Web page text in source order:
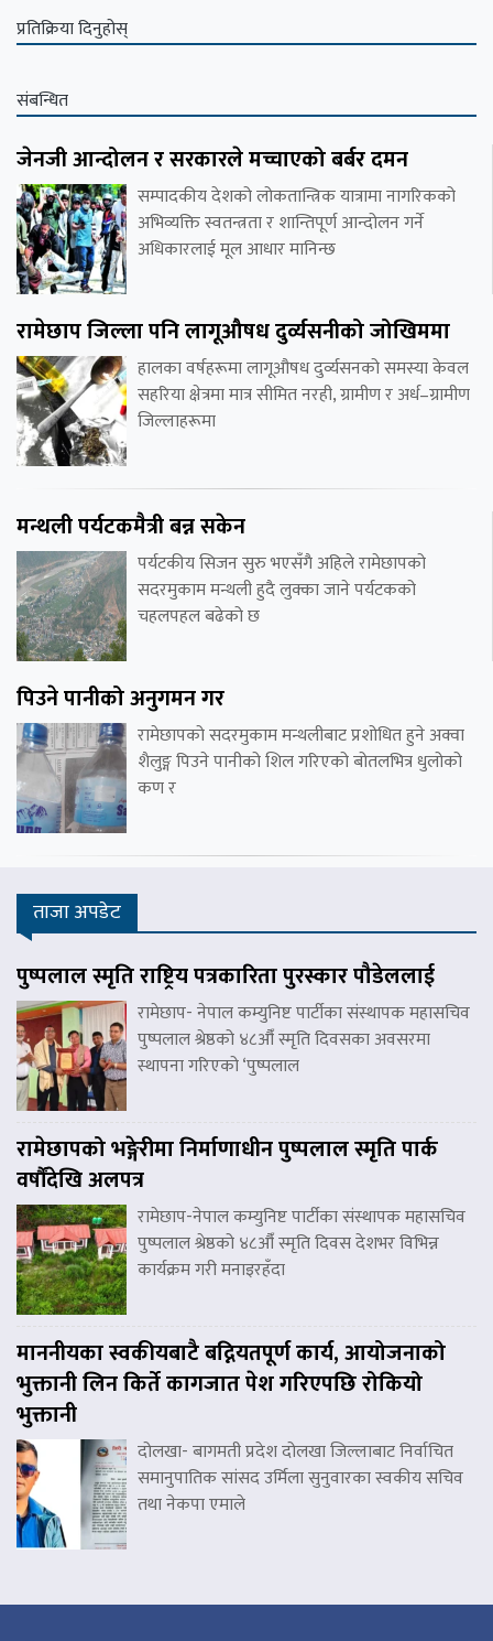
प्रतिक्रिया दिनुहोस्
संबन्धित
जेनजी आन्दोलन र सरकारले मच्चाएको बर्बर दमन
सम्पादकीय देशको लोकतान्त्रिक यात्रामा नागरिकको
अभिव्यक्ति स्वतन्त्रता र शान्तिपूर्ण आन्दोलन गर्ने
अधिकारलाई मूल आधार मानिन्छ
रामेछाप जिल्ला पनि लागूऔषध दुर्व्यसनीको जोखिममा
हालका वर्षहरूमा लागूऔषध दुर्व्यसनको समस्या केवल
सहरिया क्षेत्रमा मात्र सीमित नरही, ग्रामीण र अर्ध–ग्रामीण
जिल्लाहरूमा
मन्थली पर्यटकमैत्री बन्न सकेन
पर्यटकीय सिजन सुरु भएसँगै अहिले रामेछापको
सदरमुकाम मन्थली हुदै लुक्का जाने पर्यटकको
चहलपहल बढेको छ
पिउने पानीको अनुगमन गर
रामेछापको सदरमुकाम मन्थलीबाट प्रशोधित हुने अक्वा
शैलुङ्ग पिउने पानीको शिल गरिएको बोतलभित्र धुलोको
कण र
ताजा अपडेट
पुष्पलाल स्मृति राष्ट्रिय पत्रकारिता पुरस्कार पौडेललाई
रामेछाप- नेपाल कम्युनिष्ट पार्टीका संस्थापक महासचिव
पुष्पलाल श्रेष्ठको ४८औँ स्मृति दिवसका अवसरमा
स्थापना गरिएको ‘पुष्पलाल
रामेछापको भङ्गेरीमा निर्माणाधीन पुष्पलाल स्मृति पार्क
वर्षौंदेखि अलपत्र
रामेछाप-नेपाल कम्युनिष्ट पार्टीका संस्थापक महासचिव
पुष्पलाल श्रेष्ठको ४८औँ स्मृति दिवस देशभर विभिन्न
कार्यक्रम गरी मनाइरहँदा
माननीयका स्वकीयबाटै बद्नियतपूर्ण कार्य, आयोजनाको
भुक्तानी लिन किर्ते कागजात पेश गरिएपछि रोकियो
भुक्तानी
दोलखा- बागमती प्रदेश दोलखा जिल्लाबाट निर्वाचित
समानुपातिक सांसद उर्मिला सुनुवारका स्वकीय सचिव
तथा नेकपा एमाले